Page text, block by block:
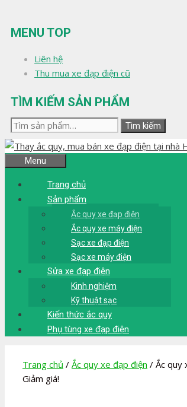
đến
nội
MENU TOP
Liên hệ
Thu mua xe đạp điện cũ
TÌM KIẾM SẢN PHẨM
Tìm
kiếm:
Tìm kiếm
Menu
Trang chủ
Sản phẩm
Ắc quy xe đạp điện
Ắc quy xe máy điện
Sạc xe đạp điện
Sạc xe máy điện
Sửa xe đạp điện
Kinh nghiệm
Kỹ thuật sạc
Kiến thức ắc quy
Phụ tùng xe đạp điện
Trang chủ / Ắc quy xe đạp điện / Ắc quy
Giảm giá!